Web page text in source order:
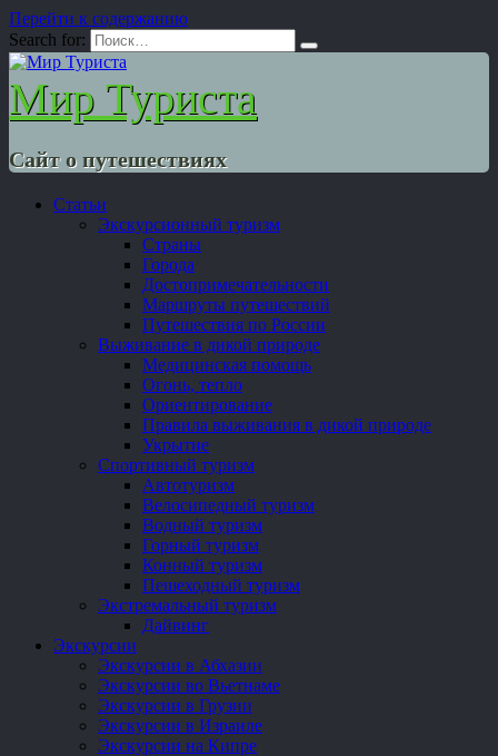
Перейти к содержанию
Search for:
Мир Туриста
Сайт о путешествиях
Статьи
Экскурсионный туризм
Страны
Города
Достопримечательности
Маршруты путешествий
Путешествия по России
Выживание в дикой природе
Медицинская помощь
Огонь, тепло
Ориентирование
Правила выживания в дикой природе
Укрытие
Спортивный туризм
Автотуризм
Велосипедный туризм
Водный туризм
Горный туризм
Конный туризм
Пешеходный туризм
Экстремальный туризм
Дайвинг
Экскурсии
Экскурсии в Абхазии
Экскурсии во Вьетнаме
Экскурсии в Грузии
Экскурсии в Израиле
Экскурсии на Кипре